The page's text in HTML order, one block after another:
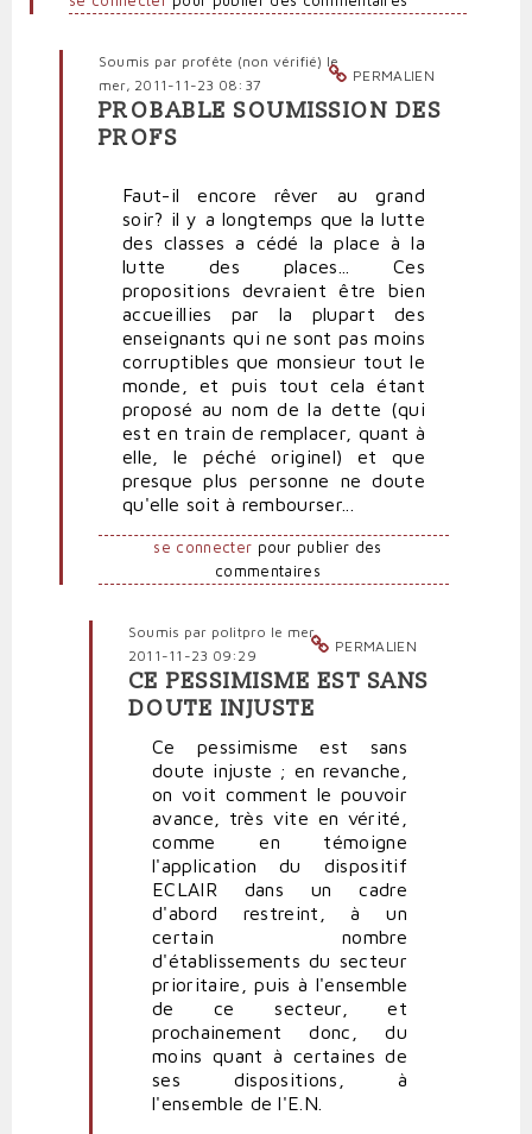
PERMALIEN
Soumis par profête (non vérifié) le
mer, 2011-11-23 08:37
En
réponse
Foutez
tout
l'air
Polit'producteur
(non
vérifié)
PROBABLE SOUMISSION DES
PROFS
Faut-il encore rêver au grand
soir? il y a longtemps que la lutte
des classes a cédé la place à la
lutte des places... Ces
propositions devraient être bien
accueillies par la plupart des
enseignants qui ne sont pas moins
corruptibles que monsieur tout le
monde, et puis tout cela étant
proposé au nom de la dette (qui
est en train de remplacer, quant à
elle, le péché originel) et que
presque plus personne ne doute
qu'elle soit à rembourser...
se connecter pour publier des
commentaires
PERMALIEN
Soumis par politpro le mer,
2011-11-23 09:29
En
réponse
Probable
soumission
profs
profête
(non
vérifié)
CE PESSIMISME EST SANS
DOUTE INJUSTE
Ce pessimisme est sans
doute injuste ; en revanche,
on voit comment le pouvoir
avance, très vite en vérité,
comme en témoigne
l'application du dispositif
ECLAIR dans un cadre
d'abord restreint, à un
certain nombre
d'établissements du secteur
prioritaire, puis à l'ensemble
de ce secteur, et
prochainement donc, du
moins quant à certaines de
ses dispositions, à
l'ensemble de l'E.N.